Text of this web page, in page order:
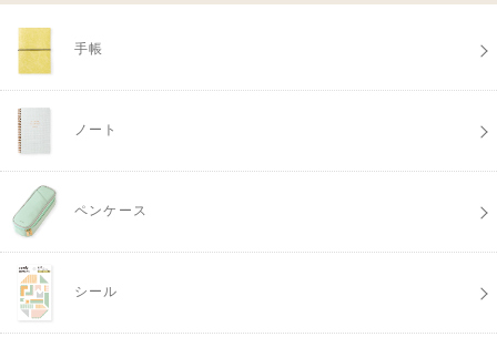
手帳
ノート
ペンケース
シール